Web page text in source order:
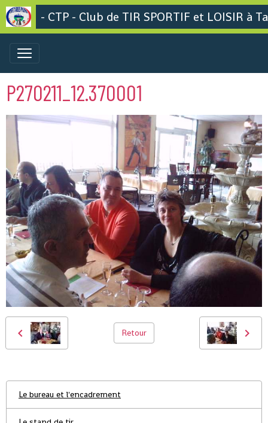
- CTP - Club de TIR SPORTIF et LOISIR à
P270211_12.370001
Retour
Le bureau et l'encadrement